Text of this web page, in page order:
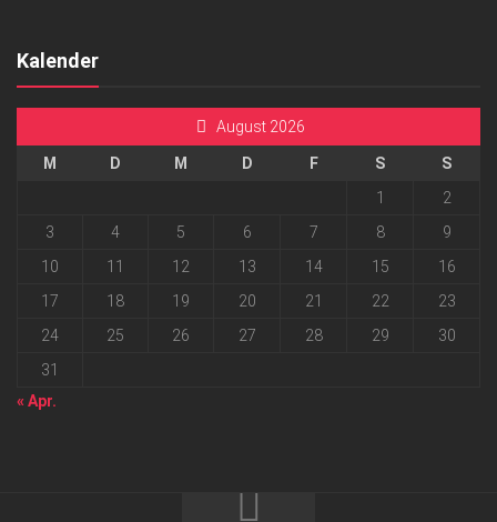
Kalender
August 2026
M D M D F S
S
1
2
3
4 5 6 7 8
9
10
11 12 13 14 15
16
17
18 19 20 21 22
23
24
25 26 27 28 29
30
31
« Apr.